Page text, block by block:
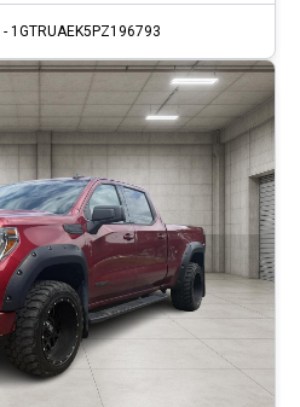
- 1GTRUAEK5PZ196793